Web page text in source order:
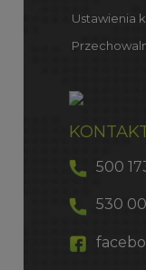
Ustawienia
500
530